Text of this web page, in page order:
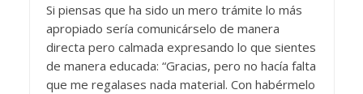
Si piensas que ha sido un mero trámite lo más
apropiado sería comunicárselo de manera
directa pero calmada expresando lo que sientes
de manera educada: “Gracias, pero no hacía falta
que me regalases nada material. Con habérmelo